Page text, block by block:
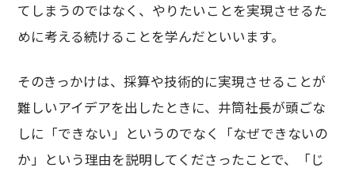
てしまうのではなく、やりたいことを実現させるた
めに考える続けることを学んだといいます。
そのきっかけは、採算や技術的に実現させることが
難しいアイデアを出したときに、井筒社長が頭ごな
しに「できない」というのでなく「なぜできないの
か」という理由を説明してくださったことで、「じ